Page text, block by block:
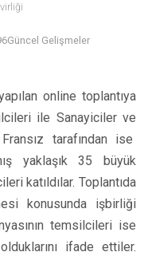
Güncel Gelişmeler
online toplantıya
ile Sanayiciler ve
tarafından ise
yaklaşık 35 büyük
katıldılar. Toplantıda
konusunda işbirliği
temsilcileri ise
ifade ettiler.